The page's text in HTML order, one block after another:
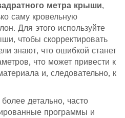
метра крыши,
саму кровельную
Для этого используйте
чтобы скорректировать
знают, что ошибкой станет
что может привести к
и, следовательно, к
детально, часто
программы и